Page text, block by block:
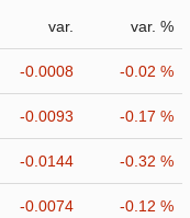
var. var. %
-0.0008 -0.02 %
-0.0093 -0.17 %
-0.0144 -0.32 %
-0.0074 -0.12 %